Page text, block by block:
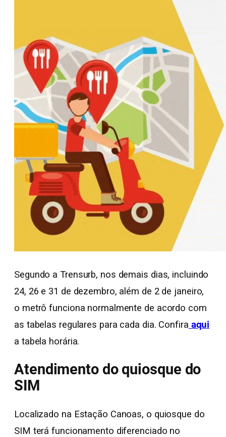
Segundo a Trensurb, nos demais dias, incluindo
24, 26 e 31 de dezembro, além de 2 de janeiro,
o metrô funciona normalmente de acordo com
as tabelas regulares para cada dia. Confira aqui
a tabela horária.
Atendimento do quiosque do
SIM
Localizado na Estação Canoas, o quiosque do
SIM terá funcionamento diferenciado no